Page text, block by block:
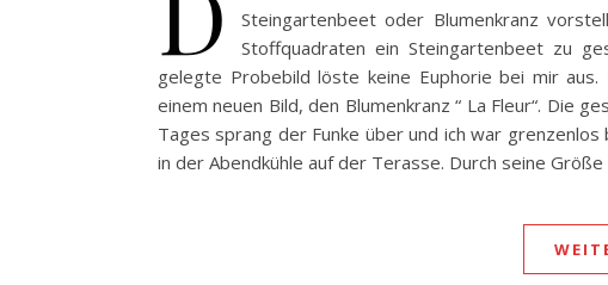
Steingartenbeet oder Blumenkranz
Stoffquadraten ein Steingartenbeet zu
gelegte Probebild löste keine Euphorie bei mir
einem neuen Bild, den Blumenkranz “ La Fleur“. Die
Tages sprang der Funke über und ich war
in der Abendkühle auf der Terasse. Durch seine